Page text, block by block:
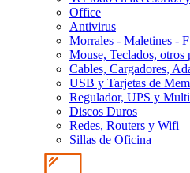
Office
Antivirus
Morrales - Maletines -
Mouse, Teclados, otros
Cables, Cargadores,
USB y Tarjetas de
Regulador, UPS y
Discos Duros
Redes, Routers y Wifi
Sillas de Oficina